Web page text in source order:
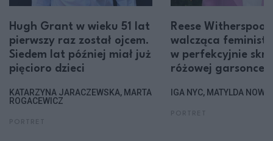
Hugh Grant w wieku 51 lat
pierwszy raz został ojcem.
Siedem lat później miał już
pięcioro dzieci
KATARZYNA JARACZEWSKA, MARTA
ROGACEWICZ
Reese
walcząca
w perfekcyjnie
różowej garsonce
IGA NYC, MATYLDA